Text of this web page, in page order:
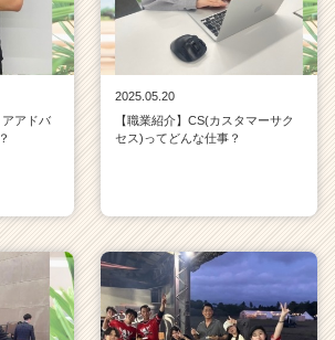
アアドバ
2025.05.20
【職業紹介】CS(カスタマーサク
セス)ってどんな仕事？